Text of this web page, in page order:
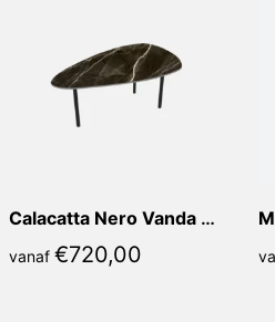
Calacatta Nero Vanda Kiezel
vanaf €720,00